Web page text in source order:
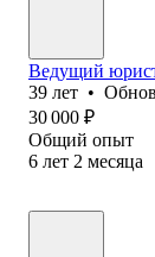
Ведущий
39 лет •
30 000 ₽
Общий опыт
6 лет 2 месяца